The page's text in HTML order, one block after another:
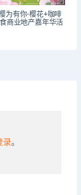
为有你-樱花+咖啡
商业地产嘉年华活
录。